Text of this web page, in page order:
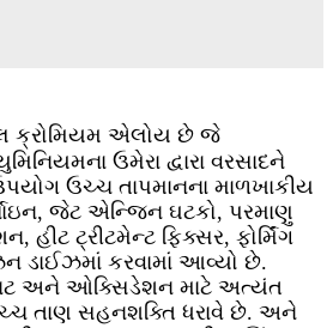
ક્રોમિયમ એલોય છે જે
ઉમેરા દ્વારા વરસાદને
ઉચ્ચ તાપમાનના માળખાકીય
જેટ એન્જિન ઘટકો, પરમાણુ
હીટ ટ્રીટમેન્ટ ફિક્સર, ફોર્મિંગ
કરવામાં આવ્યો છે.
અને ઓક્સિડેશન માટે અત્યંત
તાણ સહનશક્તિ ધરાવે છે. અને